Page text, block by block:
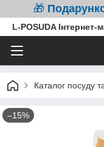
🎁
L-POSUDA
Каталог посуду
–15%